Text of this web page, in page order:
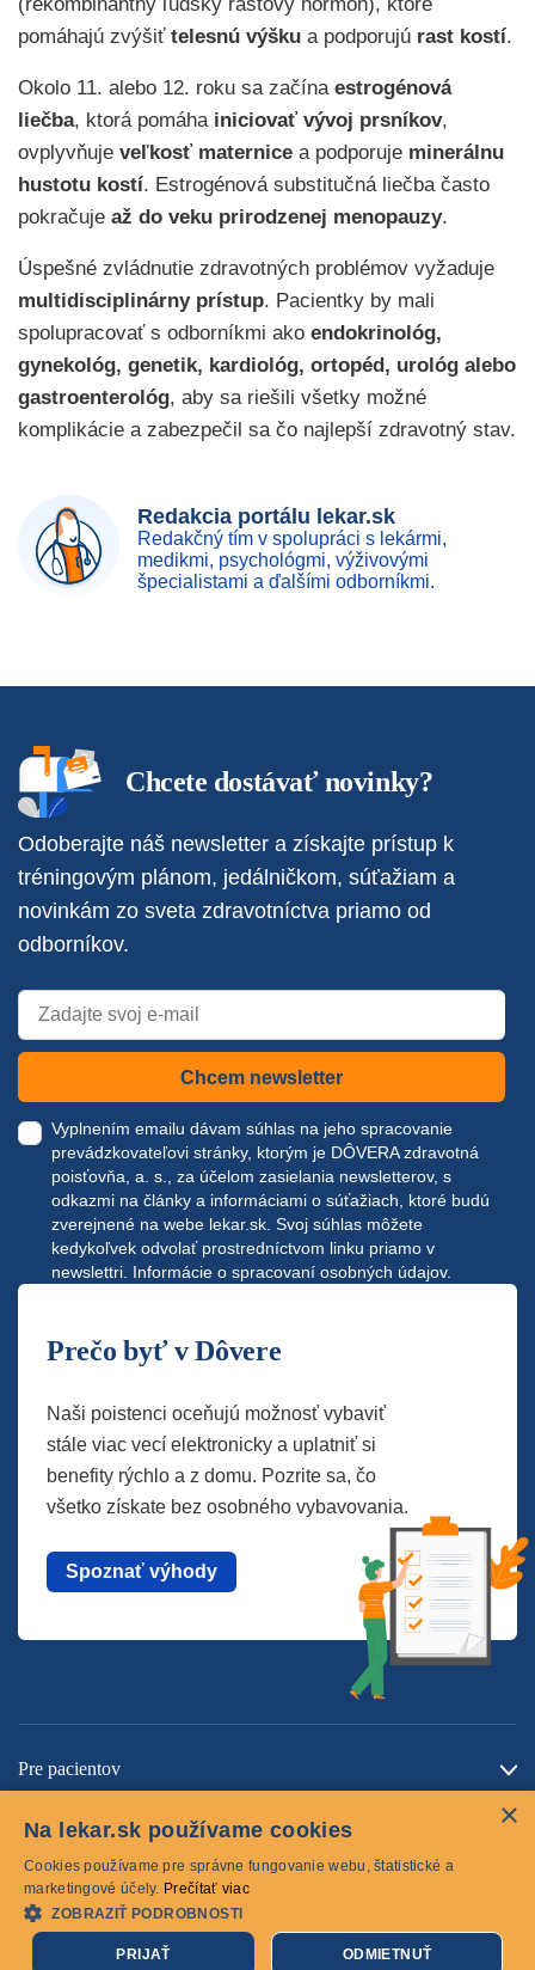
pomáhajú zvýšiť telesnú výšku a podporujú rast kostí.
Okolo 11. alebo 12. roku sa začína estrogénová
liečba, ktorá pomáha iniciovať vývoj prsníkov,
ovplyvňuje veľkosť maternice a podporuje minerálnu
hustotu kostí. Estrogénová substitučná liečba často
pokračuje až do veku prirodzenej menopauzy.
Úspešné zvládnutie zdravotných problémov vyžaduje
multidisciplinárny prístup. Pacientky by mali
spolupracovať s odborníkmi ako endokrinológ,
gynekológ, genetik, kardiológ, ortopéd, urológ alebo
gastroenterológ, aby sa riešili všetky možné
komplikácie a zabezpečil sa čo najlepší zdravotný stav.
Redakcia portálu lekar.sk
Redakčný tím v spolupráci s lekármi,
medikmi, psychológmi, výživovými
špecialistami a ďalšími odborníkmi.
Chcete dostávať novinky?
Odoberajte náš newsletter a získajte prístup k
tréningovým plánom, jedálničkom, súťažiam a
novinkám zo sveta zdravotníctva priamo od
odborníkov.
Chcem newsletter
Vyplnením emailu dávam súhlas na jeho spracovanie
prevádzkovateľovi stránky, ktorým je DÔVERA zdravotná
poisťovňa, a. s., za účelom zasielania newsletterov, s
odkazmi na články a informáciami o súťažiach, ktoré budú
zverejnené na webe lekar.sk . Svoj súhlas môžete
kedykoľvek odvolať prostredníctvom linku priamo v
newslettri. Informácie o spracovaní osobných údajov.
Prečo byť v Dôvere
Naši poistenci oceňujú možnosť vybaviť
stále viac vecí elektronicky a uplatniť si
benefity rýchlo a z domu. Pozrite sa, čo
všetko získate bez osobného vybavovania.
Spoznať výhody
Pre pacientov
© 2026 lekar.sk Všetky práva vyhradené
Cookies
×
Na lekar.sk používame cookies
Cookies používame pre správne fungovanie webu, štatistické a
marketingové účely. Prečítať viac
ZOBRAZIŤ PODROBNOSTI
PRIJAŤ ODMIETNUŤ